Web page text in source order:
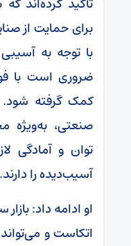
برای حمایت از
با توجه به
ضروری است با
کمک گرفته شود.
صنعتی، به‌ویژه
توان و آمادگی
آسیب‌دیده را دارند.
او ادامه داد:
اتکاست و